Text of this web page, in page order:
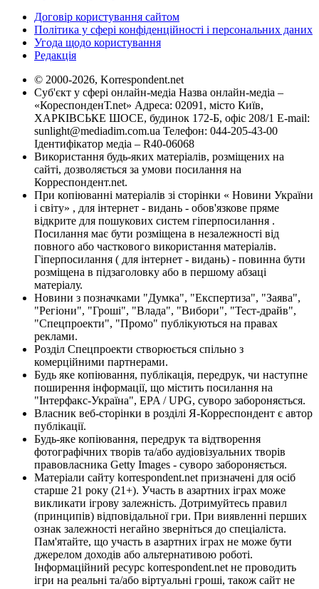
Договір користування сайтом
Політика у сфері конфіденційності і персональних даних
Угода щодо користування
Редакція
© 2000-2026, Korrespondent.net
Суб'єкт у сфері онлайн-медіа Назва онлайн-медіа –
«КореспонденТ.net» Адреса: 02091, місто Київ,
ХАРКІВСЬКЕ ШОСЕ, будинок 172-Б, офіс 208/1 E-mail:
sunlight@mediadim.com.ua Телефон: 044-205-43-00
Ідентифікатор медіа – R40-06068
Використання будь-яких матеріалів, розміщених на
сайті, дозволяється за умови посилання на
Корреспондент.net.
При копіюванні матеріалів зі сторінки « Новини України
і світу» , для інтернет - видань - обов'язкове пряме
відкрите для пошукових систем гіперпосилання .
Посилання має бути розміщена в незалежності від
повного або часткового використання матеріалів.
Гіперпосилання ( для інтернет - видань) - повинна бути
розміщена в підзаголовку або в першому абзаці
матеріалу.
Новини з позначками "Думка", "Експертиза", "Заява",
"Регіони", "Гроші", "Влада", "Вибори", "Тест-драйв",
"Спецпроекти", "Промо" публікуються на правах
реклами.
Розділ Спецпроекти створюється спільно з
комерційними партнерами.
Будь яке копіювання, публікація, передрук, чи наступне
поширення інформації, що містить посилання на
"Інтерфакс-Україна", EPA / UPG, суворо забороняється.
Власник веб-сторінки в розділі Я-Корреспондент є автор
публікації.
Будь-яке копіювання, передрук та відтворення
фотографічних творів та/або аудіовізуальних творів
правовласника Getty Images - суворо забороняється.
Матеріали сайту korrespondent.net призначені для осіб
старше 21 року (21+). Участь в азартних іграх може
викликати ігрову залежність. Дотримуйтесь правил
(принципів) відповідальної гри. При виявленні перших
ознак залежності негайно зверніться до спеціаліста.
Пам'ятайте, що участь в азартних іграх не може бути
джерелом доходів або альтернативою роботі.
Інформаційний ресурс korrespondent.net не проводить
ігри на реальні та/або віртуальні гроші, також сайт не